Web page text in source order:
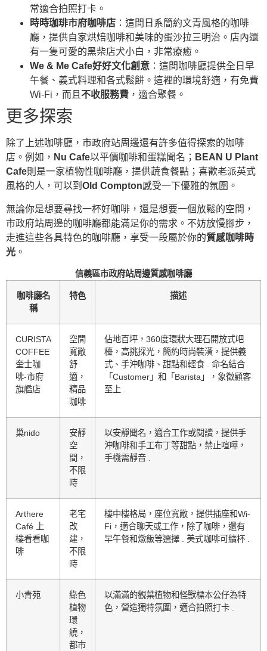
常適合拍照打卡。
時時珈琲市府咖啡店 ：這間日系簡約文青風格的咖啡
廳，提供自家烘焙咖啡和美味的蛋沙拉三明治。店內還
有一隻可愛的黑柴店犬小白，非常療癒。
We & Me Cafe好好文化創意 ：這間咖啡廳提供全日早
午餐、義式料理和各式鬆餅。這裡的環境舒適，有免費
Wi-Fi，而且不收服務費 ，適合聚餐。
更多探索
除了上述咖啡廳，市政府站周邊還有許多值得探索的咖啡
店。例如， Nu Cafe以平價咖啡和蛋糕聞名； BEAN U Plant
Cafe則是一家植物性咖啡廳，提供蔬食餐點；喜歡老派英式
風格的人，可以到 Old Compton感受一下優雅的氛圍。
無論你是想要尋找一杯好咖啡，還是想要一個放鬆的空間，
市政府站周邊的咖啡廳都能滿足你的需求。不妨放慢腳步，
走進這些各具特色的咖啡廳，享受一段屬於你的質感咖啡時
光 。
信義區市政府站周邊質感咖啡廳
咖啡廳名
稱
特色 描述
CURISTA
COFFEE
奎士咖
啡-市府
旗艦店
空間
寬敞
舒
適，
精品
咖啡
佔地百坪，360度環狀大理石開放式吧
檯，高挑採光，簡約時尚裝潢，提供義
式、手沖咖啡、甜點和輕食 . 命名結合
「Customer」和「Barista」，象徵顧客
至上 .
巢nido
安靜
空
間，
不限
時
以安靜聞名，適合工作或閱讀，提供手
沖咖啡和手工布丁等甜點，禁止喧嘩，
手機需靜音 .
Arthere
Café 上
樓看看咖
啡
老宅
改
建，
不限
時
樓中樓格局，座位寬敞，提供插座和Wi-
Fi，適合聊天或工作，除了咖啡，還有
早午餐和燉飯等選擇 . 美式咖啡可續杯 .
小青苑
綠色
植物
環
繞，
都市
以滿滿的觀葉植物和怪獸標本公仔為特
色，營造獨特氛圍，適合拍照打卡 .